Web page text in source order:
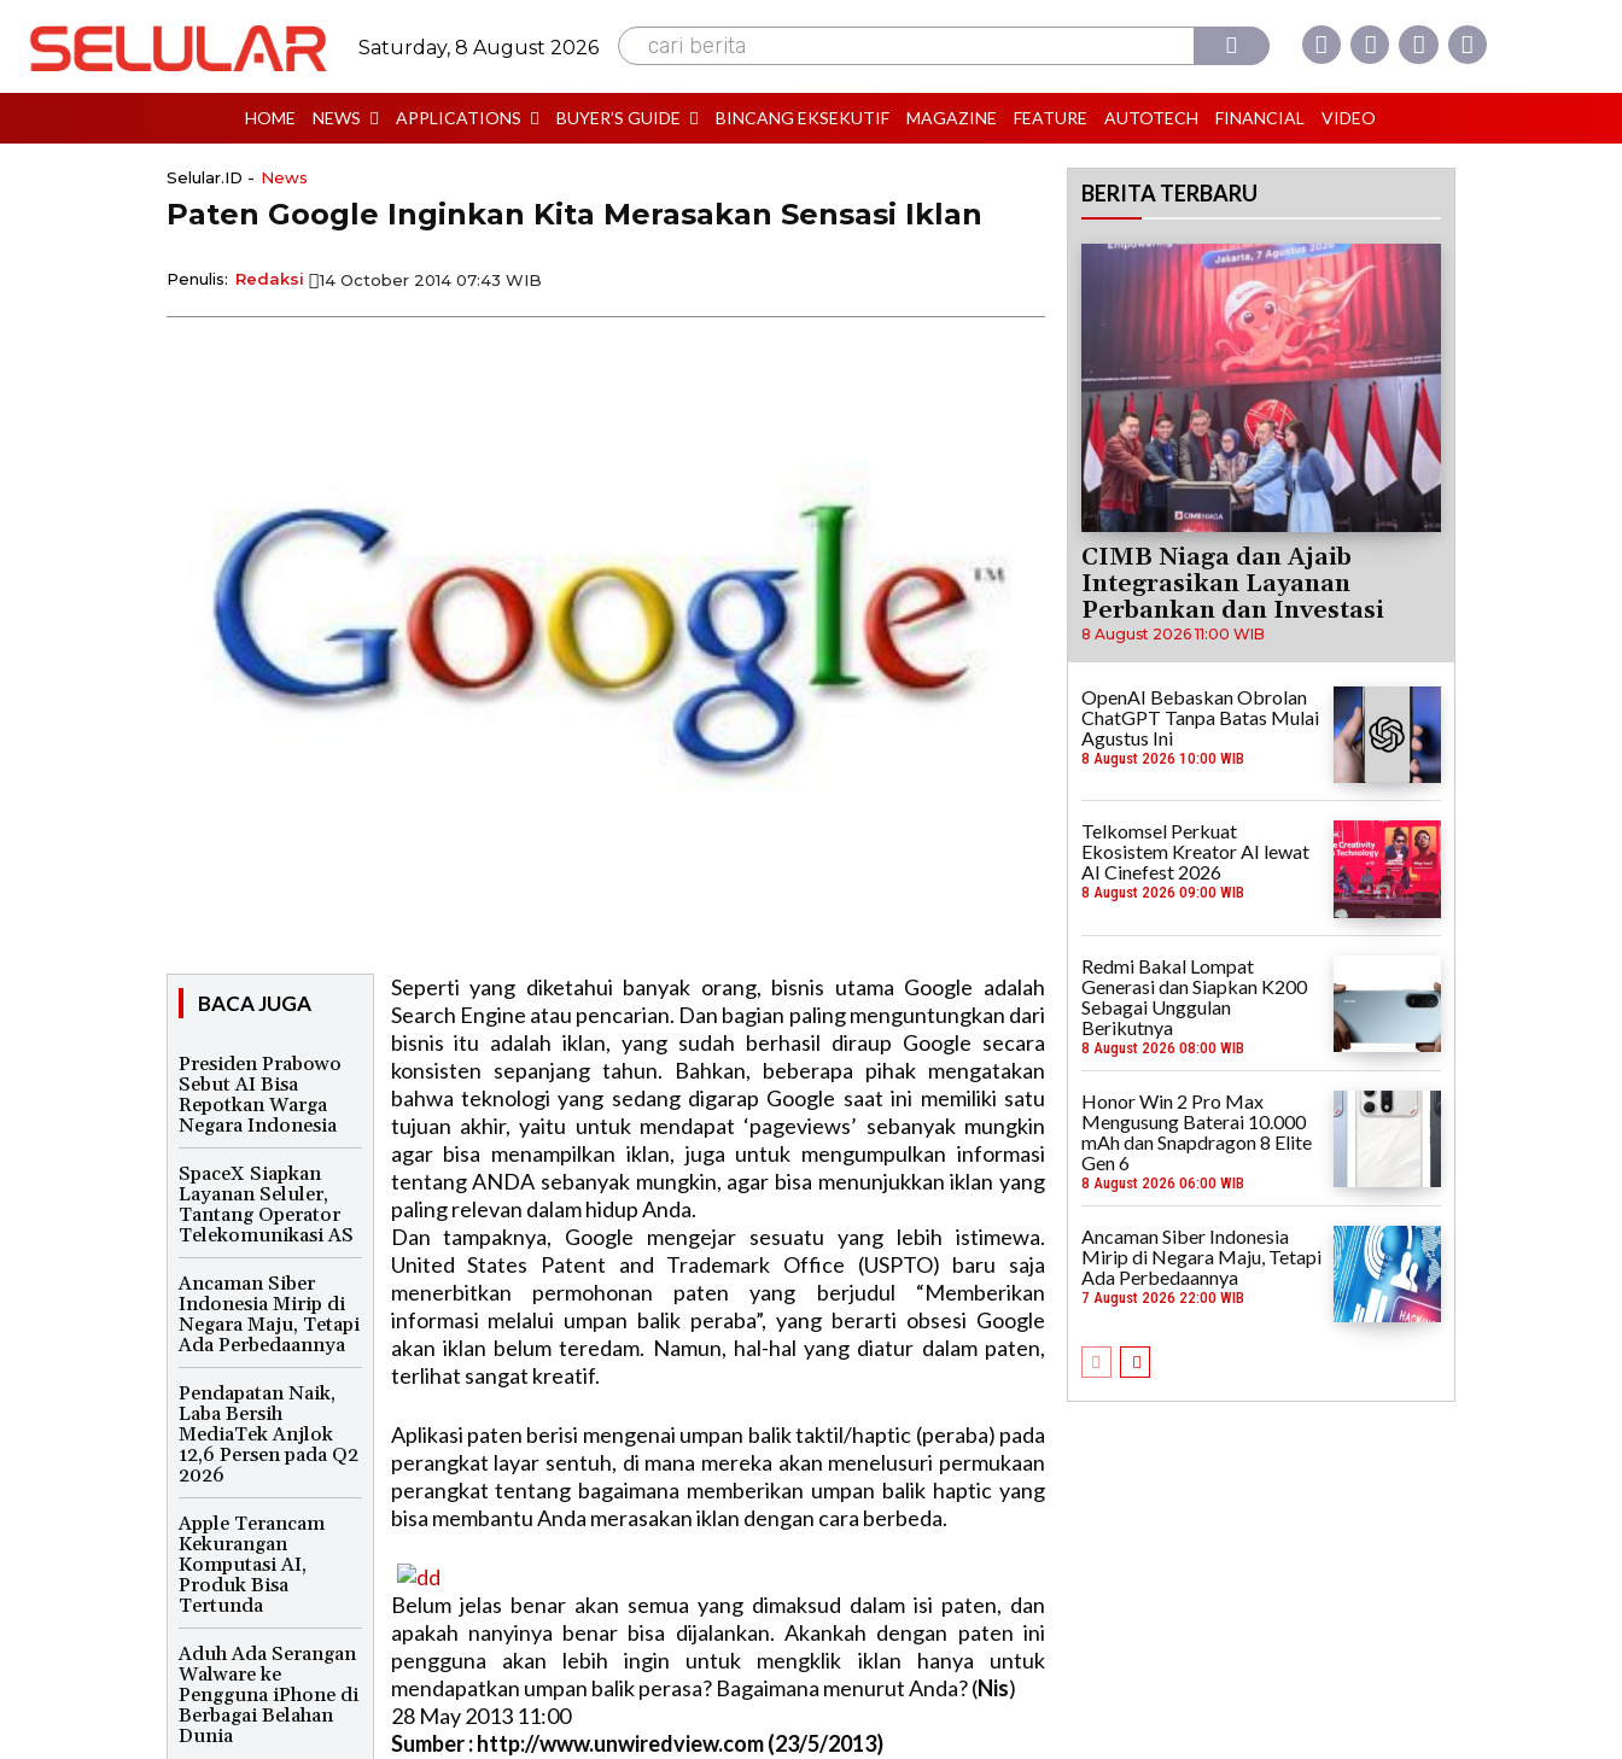
Saturday, 8 August 2026 cari berita
HOME NEWS APPLICATIONS BUYER’S GUIDE BINCANG EKSEKUTIF MAGAZINE FEATURE AUTOTECH FINANCIAL VIDEO
Selular.ID - News
Paten Google Inginkan Kita Merasakan Sensasi Iklan
Penulis: Redaksi 14 October 2014 07:43 WIB
BACA JUGA
Presiden Prabowo
Sebut AI Bisa
Repotkan Warga
Negara Indonesia
SpaceX Siapkan
Layanan Seluler,
Tantang Operator
Telekomunikasi AS
Ancaman Siber
Indonesia Mirip di
Negara Maju, Tetapi
Ada Perbedaannya
Pendapatan Naik,
Laba Bersih
MediaTek Anjlok
12,6 Persen pada Q2
2026
Apple Terancam
Kekurangan
Komputasi AI,
Produk Bisa
Tertunda
Aduh Ada Serangan
Walware ke
Pengguna iPhone di
Berbagai Belahan
Dunia
Seperti yang diketahui banyak orang, bisnis utama Google adalah
Search Engine atau pencarian. Dan bagian paling menguntungkan dari
bisnis itu adalah iklan, yang sudah berhasil diraup Google secara
konsisten sepanjang tahun. Bahkan, beberapa pihak mengatakan
bahwa teknologi yang sedang digarap Google saat ini memiliki satu
tujuan akhir, yaitu untuk mendapat ‘pageviews’ sebanyak mungkin
agar bisa menampilkan iklan, juga untuk mengumpulkan informasi
tentang ANDA sebanyak mungkin, agar bisa menunjukkan iklan yang
paling relevan dalam hidup Anda.
Dan tampaknya, Google mengejar sesuatu yang lebih istimewa.
United States Patent and Trademark Office (USPTO) baru saja
menerbitkan permohonan paten yang berjudul “Memberikan
informasi melalui umpan balik peraba”, yang berarti obsesi Google
akan iklan belum teredam. Namun, hal-hal yang diatur dalam paten,
terlihat sangat kreatif.
Aplikasi paten berisi mengenai umpan balik taktil/haptic (peraba) pada
perangkat layar sentuh, di mana mereka akan menelusuri permukaan
perangkat tentang bagaimana memberikan umpan balik haptic yang
bisa membantu Anda merasakan iklan dengan cara berbeda.
Belum jelas benar akan semua yang dimaksud dalam isi paten, dan
apakah nanyinya benar bisa dijalankan. Akankah dengan paten ini
pengguna akan lebih ingin untuk mengklik iklan hanya untuk
mendapatkan umpan balik perasa? Bagaimana menurut Anda? (Nis)
28 May 2013 11:00
Sumber : http://www.unwiredview.com (23/5/2013)
BERITA TERBARU
CIMB Niaga dan Ajaib
Integrasikan Layanan
Perbankan dan Investasi
8 August 2026 11:00 WIB
OpenAI Bebaskan Obrolan
ChatGPT Tanpa Batas Mulai
Agustus Ini
8 August 2026 10:00 WIB
Telkomsel Perkuat
Ekosistem Kreator AI lewat
AI Cinefest 2026
8 August 2026 09:00 WIB
Redmi Bakal Lompat
Generasi dan Siapkan K200
Sebagai Unggulan
Berikutnya
8 August 2026 08:00 WIB
Honor Win 2 Pro Max
Mengusung Baterai 10.000
mAh dan Snapdragon 8 Elite
Gen 6
8 August 2026 06:00 WIB
Ancaman Siber Indonesia
Mirip di Negara Maju, Tetapi
Ada Perbedaannya
7 August 2026 22:00 WIB